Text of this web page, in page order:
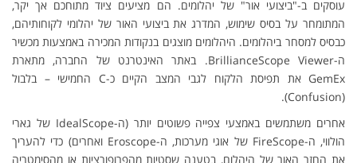
עוסקים ב-"ביצועי אור" של יהלומים. הם מציעים ציוד מתוחכם אך יקר,
המתומחר על בסיס שימוש, המדרג את ביצועי האור של יהלומי לקוחותיהם,
כבסיס למסחר ביהלומים. היהלומים מוצגים בנקודות המכירה באמצעות מכשיר
ה-BrillianceScope Viewer. באתר האינטרנט של החברה, מתארת
GemEx את תפיסת הלקוח לגבי המצב הקיים כ-C החמישי – בלבול
(Confusion).
אחרים משתמשים באמצעי צפייה פשוטים יותר (ה-IdealScope של גארי
הולווי, ה-FireScope של אוגי מערכות, ה-Eroscope ואחרים) כדי להעריך
את החזר האור של היהלום, בטענה שסטיות מהפרופורציות או מהסימטריה